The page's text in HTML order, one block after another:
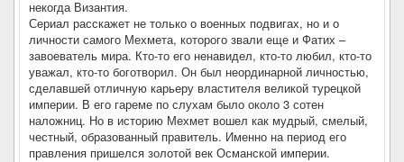
некогда Византия.
Сериал расскажет не только о военных подвигах, но и о
личности самого Мехмета, которого звали еще и Фатих –
завоеватель мира. Кто-то его ненавидел, кто-то любил, кто-то
уважал, кто-то боготворил. Он был неординарной личностью,
сделавшей отличную карьеру властителя великой турецкой
империи. В его гареме по слухам было около 3 сотен
наложниц. Но в историю Мехмет вошел как мудрый, смелый,
честный, образованный правитель. Именно на период его
правления пришелся золотой век Османской империи.